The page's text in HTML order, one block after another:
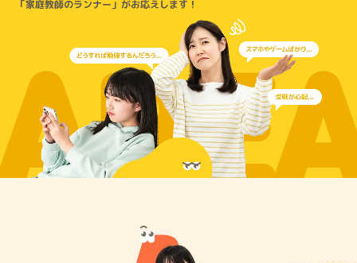
「家庭教師のランナー」がお応えします！